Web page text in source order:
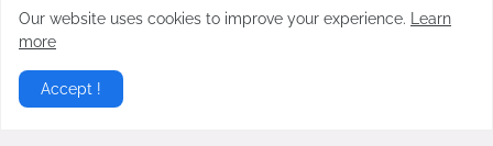
Daftar Ekstrakulikuler SMAN 13 Semarang
Our website uses cookies to improve your experience.
Learn
more
Accept !